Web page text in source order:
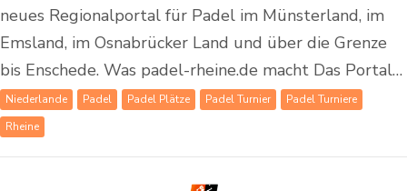
neues Regionalportal für Padel im Münsterland, im
Emsland, im Osnabrücker Land und über die Grenze
bis Enschede. Was padel-rheine.de macht Das Portal…
Niederlande Padel Padel Plätze Padel Turnier
Padel Turniere
Rheine